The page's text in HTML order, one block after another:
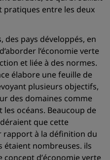
pratiques entre les deux
des pays développés, en
l‘économie verte
et liée à des normes.
élabore une feuille de
plusieurs objectifs,
des domaines comme
les océans. Beaucoup de
que cette
à la définition du
étaient nombreuses. ils
d’économie verte